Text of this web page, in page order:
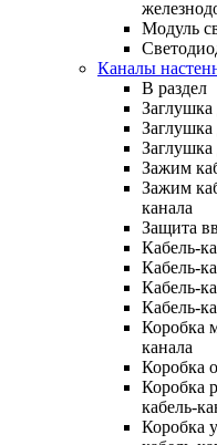
Модуль
Каналы
В раздел
Заглушка
Заглушка
Заглушка
Зажим
Зажим
канала
Защита
Кабель-
Кабель-
Кабель-
Кабель-
Коробка
канала
Коробка
Коробка
кабель-
Коробка